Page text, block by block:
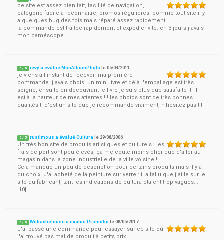
ce site est assez bien fait, facilité de navigation,
catégorie facile a reconnaître, promos régulières. comme tout site il y
a quelques bug des fois mais réparé assez rapidement.
la commande est traitée rapidement et expédier vite. en 3 jours j'avais
mon caméscope.
5 / 5 ievy a évalué MonAlbumPhoto le05/04/2011
je viens à l'instant de recevoir ma première
commande. j'avais choisi un mini livre et déjà l'emballage est très
soigné, ensuite en découvrant le livre je suis plus que satisfaite !!! il
est à la hauteur de mes attentes !!! les photos sont de très bonnes
qualités !! c'est un site que je recommande vraiment, n'hésitez pas !!!
5 / 5 rustimous a évalué Cultura le 29/08/2006
Un très bon site de produits artistiques et culturels : les
frais de port sont peu élevés, ça me coûte moins cher que d'aller au
magasin dans la zone industrielle de la ville voisine !
Cela manque un peu de description pour certains produits mais il y a
du choix. J'ai acheté de la peinture sur verre : il a fallu que j'aille sur le
site du fabricant, tant les indications de cultura étaient trop vagues...
[10]
5 / 5 Webacheteuse a évalué Promobo le08/05/2017
J'ai passé une commande pour essayer sur ce site où
j'ai trouvé pas mal de produit à petits prix.